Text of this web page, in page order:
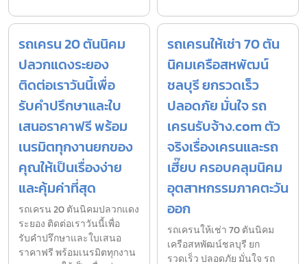
รถเครน 20 ตันนิคม
ปลวกแดงระยอง
ติดต่อเราวันนี้เพื่อ
รับคำปรึกษาและใบ
เสนอราคาฟรี พร้อม
เนรมิตทุกงานยกของ
คุณให้เป็นเรื่องง่าย
และคุ้มค่าที่สุด
รถเครน 20 ตันนิคมปลวกแดง
ระยอง ติดต่อเราวันนี้เพื่อ
รับคำปรึกษาและใบเสนอ
ราคาฟรี พร้อมเนรมิตทุกงาน
รถเครนให้เช่า 70 ตัน
นิคมเครือสหพัฒน์
ชลบุรี ยกรวดเร็ว
ปลอดภัย มั่นใจ รถ
เครนรับจ้าง.com ตัว
จริงเรื่องเครนและรถ
เฮี๊ยบ ครอบคลุมนิคม
อุตสาหกรรมภาคตะวัน
ออก
รถเครนให้เช่า 70 ตันนิคม
เครือสหพัฒน์ชลบุรี ยก
รวดเร็ว ปลอดภัย มั่นใจ รถ